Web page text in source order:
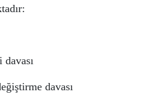
davası
davası